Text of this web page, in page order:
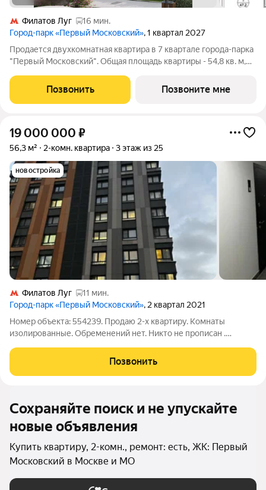
Филатов Луг
16 мин.
Город-парк «Первый Московский», 1 квартал 2027
Продается двухкомнатная квартира в 7 квартале города-парка
"Первый Московский". Общая площадь квартиры - 54,8 кв. м,
монолитный. ТОЛЬКО ДО 31 АВГУСТА выгодные условия на
приобретение
Позвонить Позвоните мне
19 000 000 ₽
56,3 м² 2-комн. квартира 3 этаж из 25
новостройка
Филатов Луг
11 мин.
Город-парк «Первый Московский», 2 квартал 2021
Номер объекта: 554239. Продаю 2-х квартиру. Комнаты
изолированные. Обременений нет. Никто не прописан .
состоянии. Свободная продажа. Полная стоимость в договоре.
Объект № 554239
Позвонить
Сохраняйте поиск и не упускайте
новые объявления
Купить квартиру, 2-комн., ремонт: есть, ЖК: Первый
Московский в Москве и МО